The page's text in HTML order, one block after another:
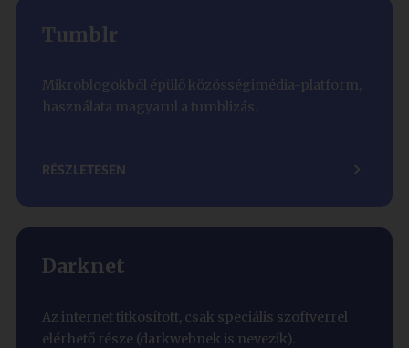
Tumblr
Mikroblogokból épülő közösségimédia-platform,
használata magyarul a tumblizás.
RÉSZLETESEN
Darknet
Az internet titkosított, csak speciális szoftverrel
elérhető része (darkwebnek is nevezik).